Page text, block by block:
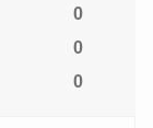
0
0
0